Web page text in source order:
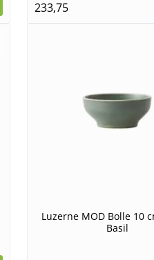
233,75
Luzerne MOD Bolle 10
Basil